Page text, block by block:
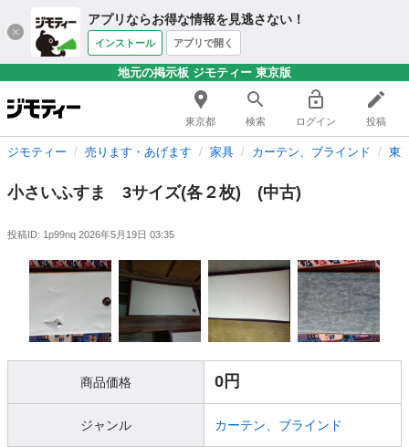
アプリならお得な情報を見逃さない！
インストール アプリで開く
地元の掲示板 ジモティー 東京版
東京都 検索 ログイン 投稿
ジモティー 売ります・あげます 家具 カーテン、ブラインド 東
小さいふすま 3サイズ(各２枚) (中古)
投稿ID: 1p99nq 2026年5月19日 03:35
商品価格 0円
ジャンル カーテン、ブラインド